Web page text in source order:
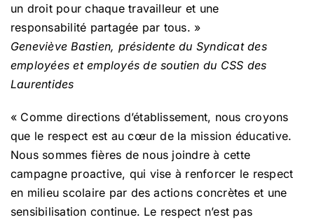
un droit pour chaque travailleur et une
responsabilité partagée par tous. »
Geneviève Bastien, présidente du Syndicat des
employées et employés de soutien du CSS des
Laurentides
« Comme directions d’établissement, nous croyons
que le respect est au cœur de la mission éducative.
Nous sommes fières de nous joindre à cette
campagne proactive, qui vise à renforcer le respect
en milieu scolaire par des actions concrètes et une
sensibilisation continue. Le respect n’est pas